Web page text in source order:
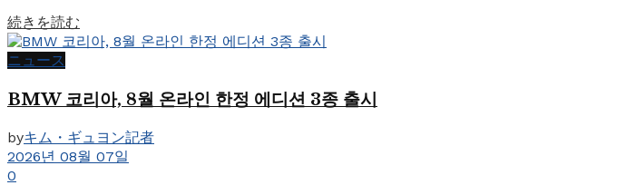
続きを読む
ニュース
BMW 코리아, 8월 온라인 한정 에디션 3종 출시
byキム・ギュヨン記者
2026년 08월 07일
0